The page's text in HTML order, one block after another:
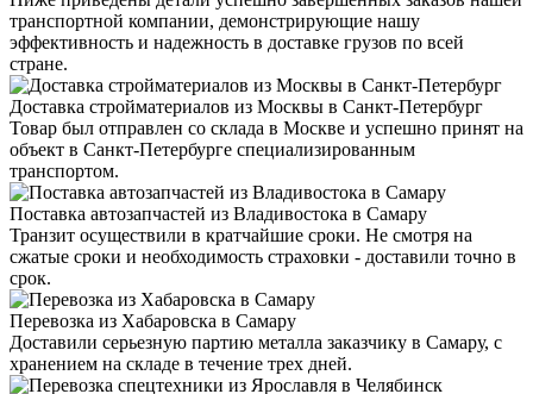
транспортной компании, демонстрирующие нашу
эффективность и надежность в доставке грузов по всей
стране.
Доставка стройматериалов из Москвы в Санкт-Петербург
Товар был отправлен со склада в Москве и успешно принят на
объект в Санкт-Петербурге специализированным
транспортом.
Поставка автозапчастей из Владивостока в Самару
Транзит осуществили в кратчайшие сроки. Не смотря на
сжатые сроки и необходимость страховки - доставили точно в
срок.
Перевозка из Хабаровска в Самару
Доставили серьезную партию металла заказчику в Самару, с
хранением на складе в течение трех дней.